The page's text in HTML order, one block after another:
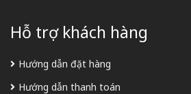
Hỗ trợ khách hàng
Hướng dẫn đặt hàng
Hướng dẫn thanh toán